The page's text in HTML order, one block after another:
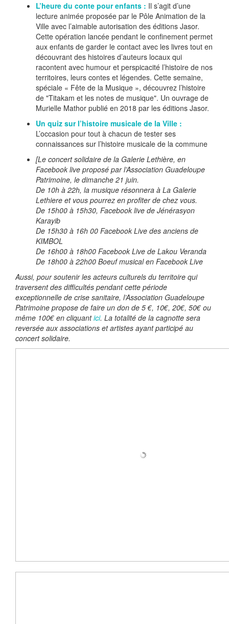
L’heure du conte pour enfants : Il s’agit d’une
lecture animée proposée par le Pôle Animation de la
Ville avec l’aimable autorisation des éditions Jasor.
Cette opération lancée pendant le confinement permet
aux enfants de garder le contact avec les livres tout en
découvrant des histoires d’auteurs locaux qui
racontent avec humour et perspicacité l’histoire de nos
territoires, leurs contes et légendes. Cette semaine,
spéciale « Fête de la Musique », découvrez l’histoire
de "Titakam et les notes de musique". Un ouvrage de
Murielle Mathor publié en 2018 par les éditions Jasor.
Un quiz sur l’histoire musicale de la Ville :
L’occasion pour tout à chacun de tester ses
connaissances sur l’histoire musicale de la commune
[Le concert solidaire de la Galerie Lethière, en
Facebook live proposé par l’Association Guadeloupe
Patrimoine, le dimanche 21 juin.
De 10h à 22h, la musique résonnera à La Galerie
Lethiere et vous pourrez en profiter de chez vous.
De 15h00 à 15h30, Facebook live de Jénérasyon
Karayib
De 15h30 à 16h 00 Facebook Live des anciens de
KIMBOL
De 16h00 à 18h00 Facebook Live de Lakou Veranda
De 18h00 à 22h00 Boeuf musical en Facebook Live
Aussi, pour soutenir les acteurs culturels du territoire qui
traversent des difficultés pendant cette période
exceptionnelle de crise sanitaire, l’Association Guadeloupe
Patrimoine propose de faire un don de 5 €, 10€, 20€, 50€ ou
même 100€ en cliquantici. La totalité de la cagnotte sera
reversée aux associations et artistes ayant participé au
concert solidaire.